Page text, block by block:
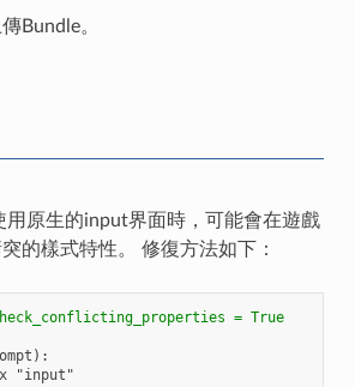
Bundle。
原生的input界面時，可能會在遊戲
的樣式特性。 修復方法如下：
= True